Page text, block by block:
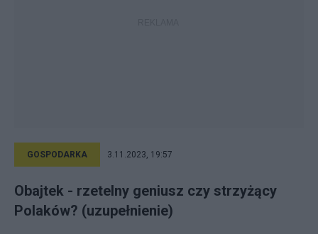
GOSPODARKA 3.11.2023, 19:57
Obajtek - rzetelny geniusz czy strzyżący
Polaków? (uzupełnienie)